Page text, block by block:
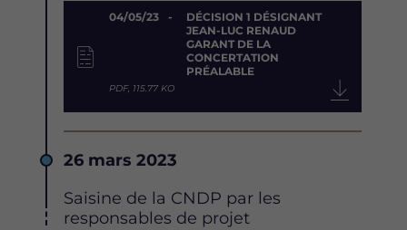
Document
04/05/23
DÉCISION 1 DÉSIGNANT
JEAN-LUC RENAUD
GARANT DE LA
CONCERTATION
PRÉALABLE
PDF, 115.77 KO
Date
26 mars 2023
Description
Saisine de la CNDP par les
responsables de projet